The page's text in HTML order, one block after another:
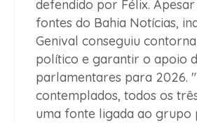
defendido por Félix. Apesar
fontes do Bahia Notícias,
Genival conseguiu
político e garantir o apoio
parlamentares para 2026.
contemplados, todos os
uma fonte ligada ao grupo